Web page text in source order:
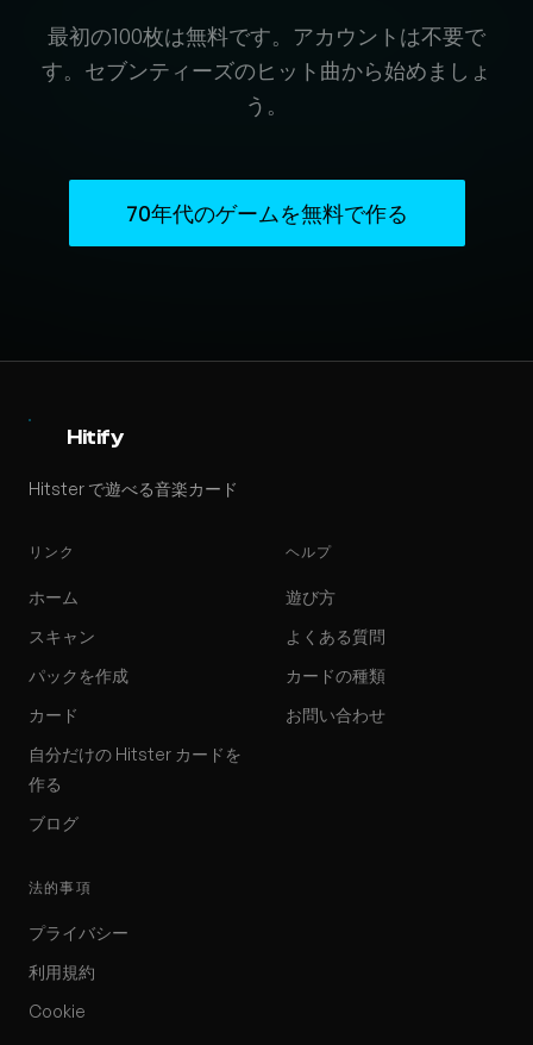
最初の100枚は無料です。アカウントは不要で
す。セブンティーズのヒット曲から始めましょ
う。
70年代のゲームを無料で作る
Hitify
Hitster で遊べる音楽カード
リンク
ホーム
スキャン
パックを作成
カード
自分だけの Hitster カードを
作る
ブログ
ヘルプ
遊び方
よくある質問
カードの種類
お問い合わせ
法的事項
プライバシー
利用規約
Cookie